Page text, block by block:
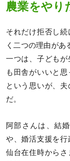
農業をやり
それだけ拒否し
く二つの理由があ
一つは、子ども
も田舎がいいと
という思いが、
だ。
阿部さんは、結
や、婚活支援を行
仙台在住時から